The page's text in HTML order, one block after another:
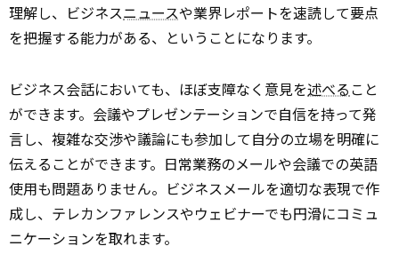
理解し、ビジネスニュースや業界レポートを速読して要点
を把握する能力がある、ということになります。
ビジネス会話においても、ほぼ支障なく意見を述べること
ができます。会議やプレゼンテーションで自信を持って発
言し、複雑な交渉や議論にも参加して自分の立場を明確に
伝えることができます。日常業務のメールや会議での英語
使用も問題ありません。ビジネスメールを適切な表現で作
成し、テレカンファレンスやウェビナーでも円滑にコミュ
ニケーションを取れます。